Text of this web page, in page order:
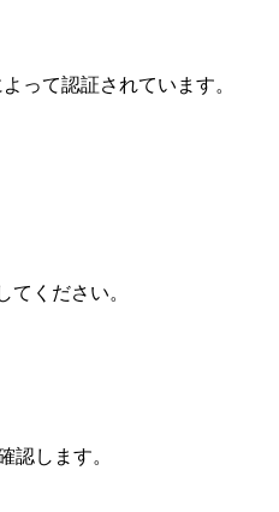
って認証されています。
てください。
認します。